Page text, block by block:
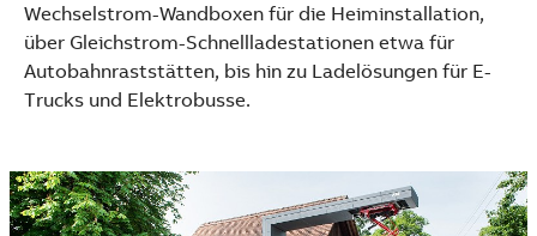
Wechselstrom-Wandboxen für die Heiminstallation,
über Gleichstrom-Schnellladestationen etwa für
Autobahnraststätten, bis hin zu Ladelösungen für E-
Trucks und Elektrobusse.